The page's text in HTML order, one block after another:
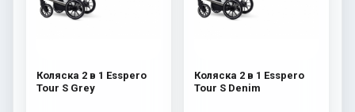
Коляска 2 в 1 Esspero
Tour S Grey
Коляска 2 в 1 Esspero
Tour S Denim